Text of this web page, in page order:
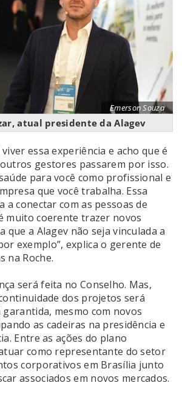
Emerson Souza
atual presidente da Alagev
essa experiência e acho que é
gestores passarem por isso.
para você como profissional e
que você trabalha. Essa
a conectar com as pessoas de
muito coerente trazer novos
que a Alagev não seja vinculada a
exemplo”, explica o gerente de
na Roche.
será feita no Conselho. Mas,
dos projetos será
mesmo com novos
as cadeiras na presidência e
Entre as ações do plano
como representante do setor
corporativos em Brasília junto
associados em novos mercados.